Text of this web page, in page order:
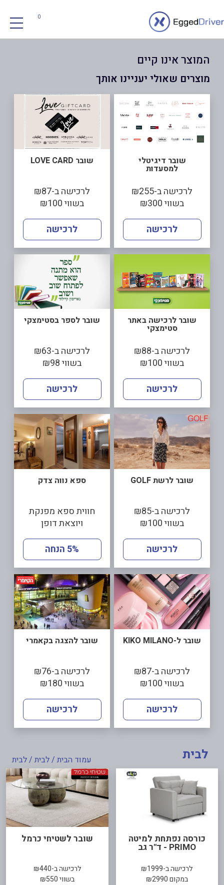
0
המוצר אינו קיים
מוצרים שאולי יעניינו אותך
שובר דיגיטלי
למסעדות
לרכישה ב-₪255
בשווי ₪300
לרכישה
שובר LOVE CARD
לרכישה ב-₪87
בשווי ₪100
לרכישה
שובר לרכישה באתר
סטימצקי
לרכישה ב-₪88
בשווי ₪100
לרכישה
שובר לספר בסטימצקי
לרכישה ב-₪63
בשווי ₪98
לרכישה
שובר לרשת GOLF
לרכישה ב-₪85
בשווי ₪100
לרכישה
ספא נווה צדק
חווית ספא מפנקת
ויוצאת דופן
5% הנחה
שובר ל-KIKO MILANO
לרכישה ב-₪87
בשווי ₪100
לרכישה
שובר להצגה בקאמרי
לרכישה ב-₪76
בשווי ₪180
לרכישה
עמוד הבית /לבית / לבית לבית
כורסה נפתחת למיטה
PRIMO - ד"ר גב
לרכישה ב-₪1999
במקום ₪2990
שובר לשטיחי כרמל
לרכישה ב-₪440
בשווי ₪550